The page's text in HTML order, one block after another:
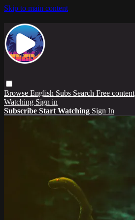
Skip to main content
Browse English Subs Search Free content
Watching Sign in
Subscribe Start Watching Sign In